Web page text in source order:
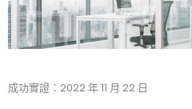
成功實證：2022 年 11 月 22 日